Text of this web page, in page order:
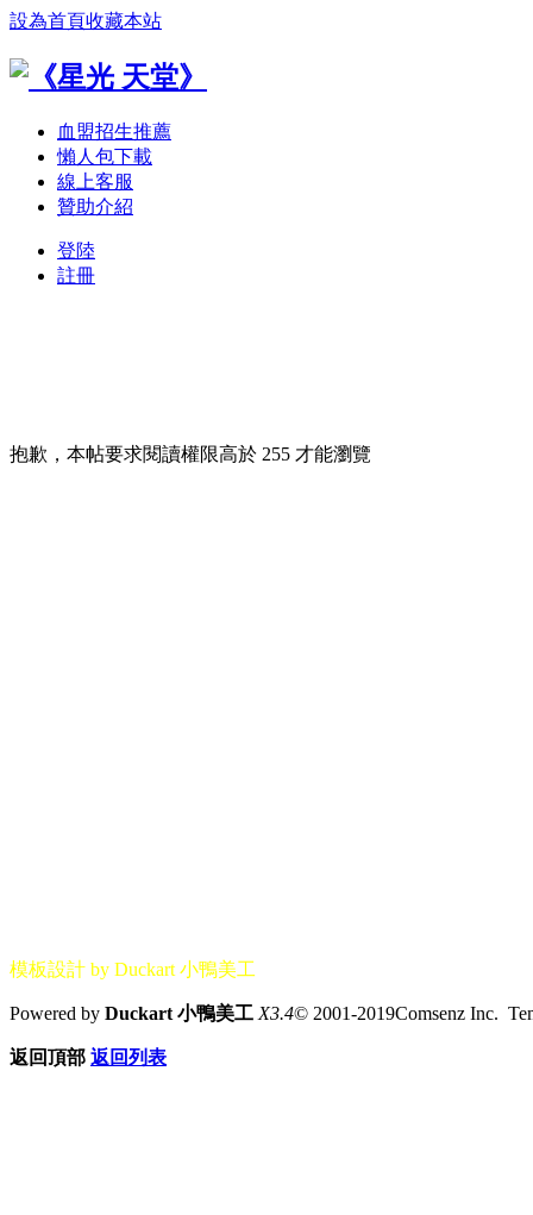
設為首頁收藏本站
血盟招生推薦
懶人包下載
線上客服
贊助介紹
登陸
註冊
抱歉，本帖要求閱讀權限高於 255 才能瀏覽
模板設計 by Duckart 小鴨美工
Powered by Duckart 小鴨美工 X3.4© 2001-2019Comsenz Inc.
返回頂部 返回列表